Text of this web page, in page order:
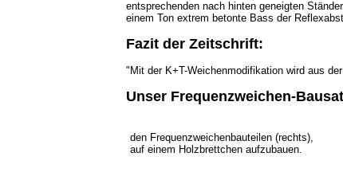
entsprechenden nach hinten geneigten
einem Ton extrem betonte Bass der
Fazit der Zeitschrift:
"Mit der K+T-Weichenmodifikation wird aus
Unser Frequenzweichen-
den Frequenzweichenbauteilen (rechts),
auf einem Holzbrettchen aufzubauen.